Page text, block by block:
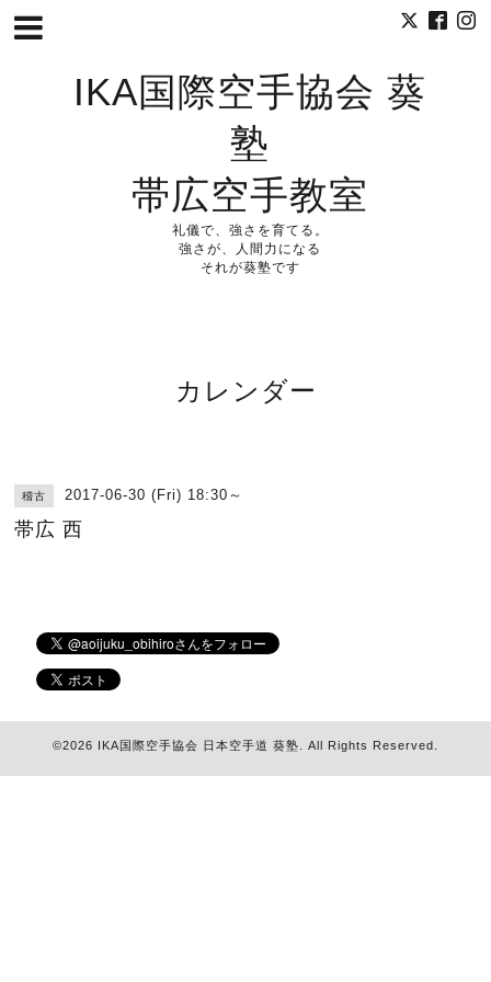
IKA国際空手協会 葵
塾
帯広空手教室
礼儀で、強さを育てる。
強さが、人間力になる
それが葵塾です
カレンダー
稽古 2017-06-30 (Fri) 18:30～
帯広 西
©2026 IKA国際空手協会 日本空手道 葵塾 . All Rights Reserved.